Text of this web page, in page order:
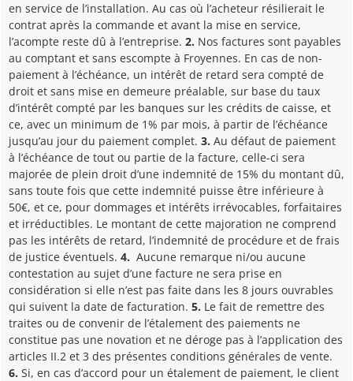
en service de l’installation. Au cas où l’acheteur résilierait le
contrat après la commande et avant la mise en service,
l’acompte reste dû à l’entreprise. 2. Nos factures sont payables
au comptant et sans escompte à Froyennes. En cas de non-
paiement à l’échéance, un intérêt de retard sera compté de
droit et sans mise en demeure préalable, sur base du taux
d’intérêt compté par les banques sur les crédits de caisse, et
ce, avec un minimum de 1% par mois, à partir de l’échéance
jusqu’au jour du paiement complet. 3. Au défaut de paiement
à l’échéance de tout ou partie de la facture, celle-ci sera
majorée de plein droit d’une indemnité de 15% du montant dû,
sans toute fois que cette indemnité puisse être inférieure à
50€, et ce, pour dommages et intérêts irrévocables, forfaitaires
et irréductibles. Le montant de cette majoration ne comprend
pas les intérêts de retard, l’indemnité de procédure et de frais
de justice éventuels. 4. Aucune remarque ni/ou aucune
contestation au sujet d’une facture ne sera prise en
considération si elle n’est pas faite dans les 8 jours ouvrables
qui suivent la date de facturation. 5. Le fait de remettre des
traites ou de convenir de l’étalement des paiements ne
constitue pas une novation et ne déroge pas à l’application des
articles II.2 et 3 des présentes conditions générales de vente.
6. Si, en cas d’accord pour un étalement de paiement, le client